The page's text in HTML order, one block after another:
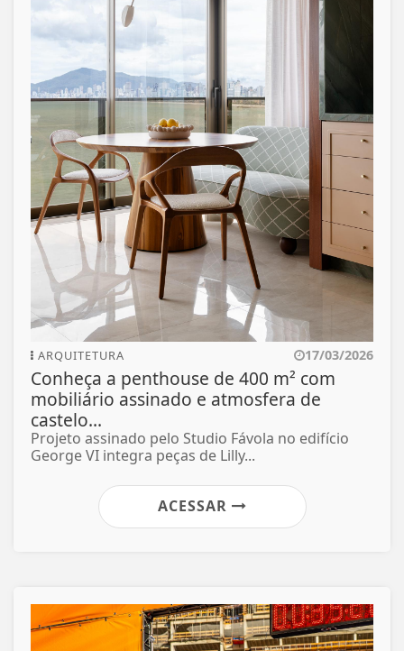
ARQUITETURA 17/03/2026
Conheça a penthouse de 400 m² com
mobiliário assinado e atmosfera de
castelo...
Projeto assinado pelo Studio Fávola no edifício
George VI integra peças de Lilly...
ACESSAR